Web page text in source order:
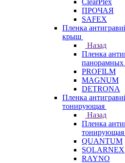
ClearPlex
ПРОЧАЯ
SAFEX
Пленка
крыш
Назад
Пленка
PROFILM
MAGNUM
DETRONA
Пленка
тонирующая
Назад
Пленка
тонирующая
QUANTUM
SOLARNEX
RAYNO